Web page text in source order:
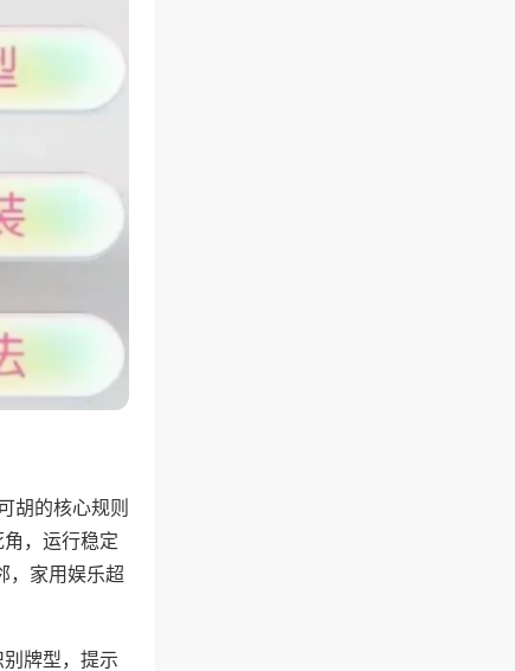
胡的核心规则
，运行稳定
，家用娱乐超
牌型，提示